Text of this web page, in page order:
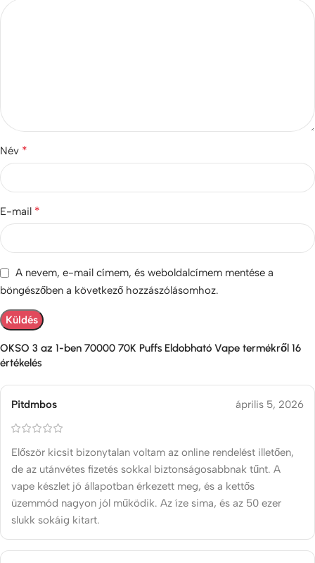
OKSO 3 az 1-ben 70000 70K Puffs Eldobható Vape termékről 16
értékelés
Pitdmbos április 5, 2026
Először kicsit bizonytalan voltam az online rendelést illetően,
de az utánvétes fizetés sokkal biztonságosabbnak tűnt. A
vape készlet jó állapotban érkezett meg, és a kettős
üzemmód nagyon jól működik. Az íze sima, és az 50 ezer
slukk sokáig kitart.
Név *
E-mail *
A nevem, e-mail címem, és weboldalcímem mentése a
böngészőben a következő hozzászólásomhoz.